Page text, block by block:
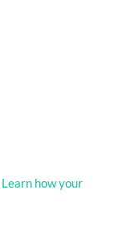
Learn how your